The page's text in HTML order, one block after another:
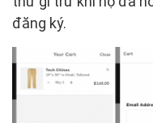
đăng ký.